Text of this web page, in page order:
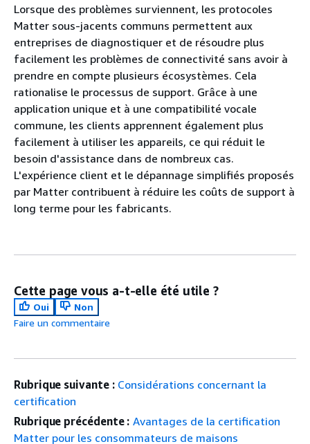
Lorsque des problèmes surviennent, les protocoles
Matter sous-jacents communs permettent aux
entreprises de diagnostiquer et de résoudre plus
facilement les problèmes de connectivité sans avoir à
prendre en compte plusieurs écosystèmes. Cela
rationalise le processus de support. Grâce à une
application unique et à une compatibilité vocale
commune, les clients apprennent également plus
facilement à utiliser les appareils, ce qui réduit le
besoin d'assistance dans de nombreux cas.
L'expérience client et le dépannage simplifiés proposés
par Matter contribuent à réduire les coûts de support à
long terme pour les fabricants.
Cette page vous a-t-elle été utile ?
Oui
Non
Faire un commentaire
Rubrique suivante : Considérations concernant la
certification
Rubrique précédente : Avantages de la certification
Matter pour les consommateurs de maisons